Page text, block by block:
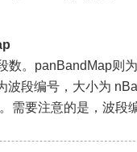
数。panBandMap则
波段编号，大小为
需要注意的是，波段